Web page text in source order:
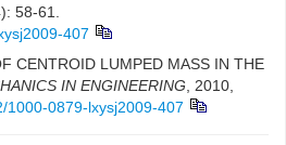
58-61.
407
CENTROID LUMPED MASS IN THE
IN ENGINEERING , 2010,
1000-0879-lxysj2009-407